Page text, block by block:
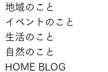
地域のこと
イベントのこと
生活のこと
自然のこと
HOME BLOG